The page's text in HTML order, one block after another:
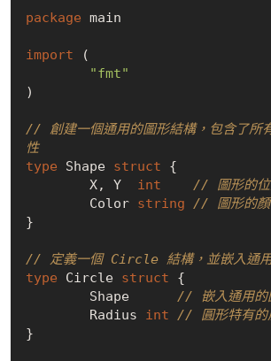
package main
import (
"fmt"
)
// 創建一個通用的圖形結構，包含了所
性
type Shape struct {
	X, Y
int
// 圖形的位
	Color
string
// 圖形的顏
}
// 定義一個 Circle 結構，並嵌入通用
type Circle struct {
	Shape
// 嵌入通用的
	Radius
int
// 圓形特有的
}